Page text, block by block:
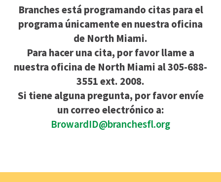
Branches está programando citas para el
programa únicamente en nuestra oficina
de North Miami.
Para hacer una cita, por favor llame a
nuestra oficina de North Miami al 305-688-
3551 ext. 2008.
Si tiene alguna pregunta, por favor envíe
un correo electrónico a:
BrowardID@branchesfl.org